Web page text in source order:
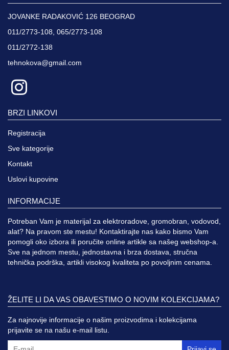
JOVANKE RADAKOVIĆ 126 BEOGRAD
011/2773-108, 065/2773-108
011/2772-138
tehnokova@gmail.com
BRZI LINKOVI
Registracija
Sve kategorije
Kontakt
Uslovi kupovine
INFORMACIJE
Potreban Vam je materijal za elektroradove, gromobran, vodovod,
alat? Na pravom ste mestu! Kontaktirajte nas kako bismo Vam
pomogli oko izbora ili poručite online artikle sa našeg webshop-a.
Sve na jednom mestu, jednostavna i brza dostava, stručna
tehnička podrška, artikli visokog kvaliteta po povoljnim cenama.
ŽELITE LI DA VAS OBAVESTIMO O NOVIM KOLEKCIJAMA?
Za najnovije informacije o našim proizvodima i kolekcijama
prijavite se na našu e-mail listu.